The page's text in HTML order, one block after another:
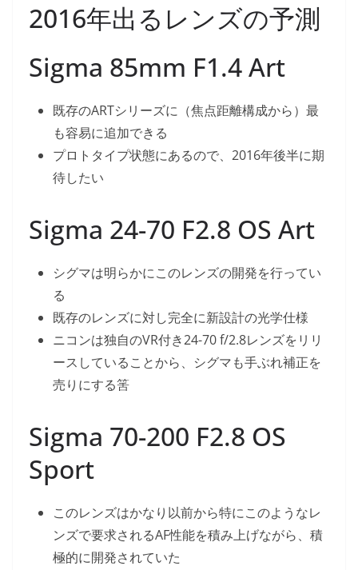
2016年出るレンズの予測
Sigma 85mm F1.4 Art
既存のARTシリーズに（焦点距離構成から）最
も容易に追加できる
プロトタイプ状態にあるので、2016年後半に期
待したい
Sigma 24-70 F2.8 OS Art
シグマは明らかにこのレンズの開発を行ってい
る
既存のレンズに対し完全に新設計の光学仕様
ニコンは独自のVR付き24-70 f/2.8レンズをリリ
ースしていることから、シグマも手ぶれ補正を
売りにする筈
Sigma 70-200 F2.8 OS
Sport
このレンズはかなり以前から特にこのようなレ
ンズで要求されるAF性能を積み上げながら、積
極的に開発されていた